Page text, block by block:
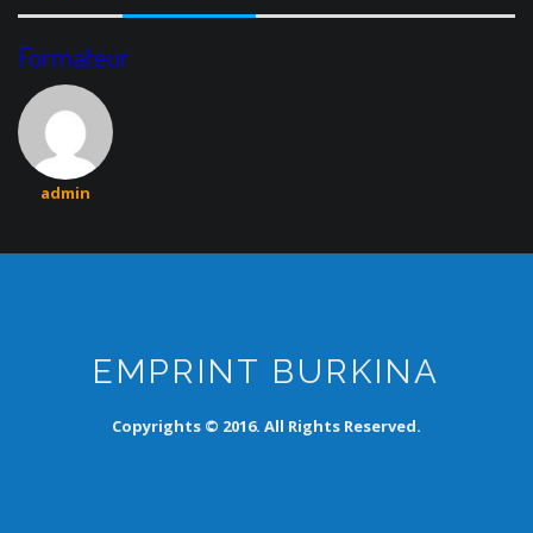
Formateur
admin
EMPRINT BURKINA
Copyrights © 2016. All Rights Reserved.